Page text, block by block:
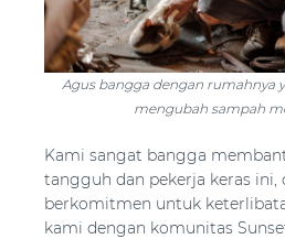
Agus bangga dengan rumahnya
mengubah sampah
Kami sangat bangga
tangguh dan pekerja keras ini,
berkomitmen untuk
kami dengan komunitas